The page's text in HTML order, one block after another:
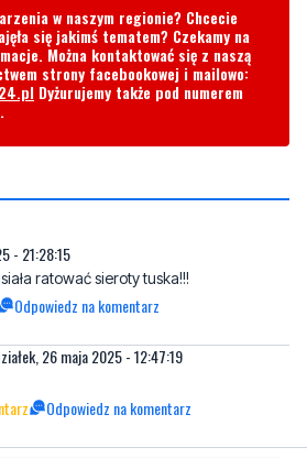
w naszym regionie? Chcecie
się jakimś tematem? Czekamy na
Można kontaktować się z naszą
strony facebookowej i mailowo:
Dyżurujemy także pod numerem
.
- 21:28:15
ratować sieroty tuska!!!
Odpowiedz na komentarz
26 maja 2025 - 12:47:19
Odpowiedz na komentarz